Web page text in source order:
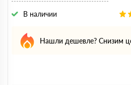
В наличии
Нашли дешевле? Снизим